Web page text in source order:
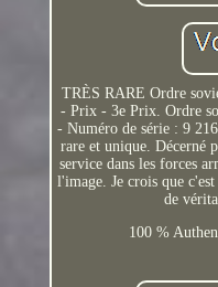
TRÈS RARE Ordre
- Prix - 3e Prix. Ordre
- Numéro de série : 9
rare et unique. Décerné
service dans les forces
l'image. Je crois que
de
100 %